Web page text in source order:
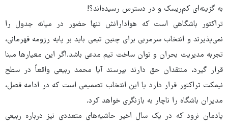
به گزینه‌ای کم‌ریسک و در دسترس رسیده‌اند؟!
تراکتور باشگاهی است که هوادارانش تنها حضور در میانه جدول را
نمی‌پذیرند و انتخاب سرمربی برای چنین تیمی باید بر پایه رزومه قهرمانی،
تجربه مدیریت بحران و توان ساخت تیم مدعی باشد.اگر این معیارها مبنا
قرار گیرد، منتقدان حق دارند بپرسند آیا محمد ربیعی واقعاً در سطح
نیمکت تراکتور قرار دارد یا این انتخاب تصمیمی است که در ادامه فصل،
مدیران باشگاه را ناچار به بازنگری خواهد کرد.
یادمان نرود که در یک سال اخیر حاشیه‌های متعددی نیز درباره ربیعی